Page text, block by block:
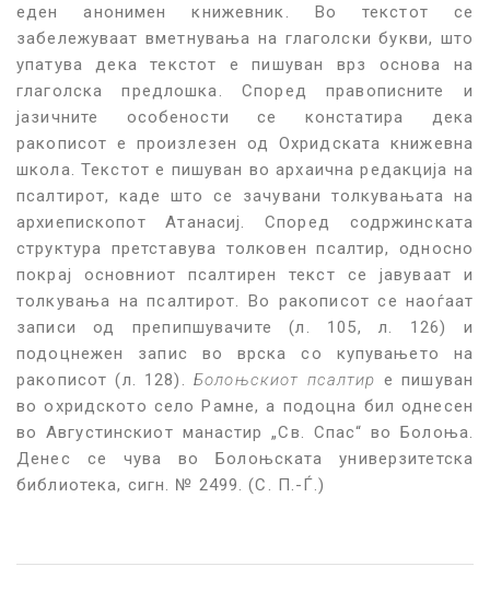
еден анонимен книжевник. Во текстот се
забележуваат вметнувања на глаголски букви, што
упатува дека текстот е пишуван врз основа на
глаголска предлошка. Според правописните и
јазичните особености се констатира дека
ракописот е произлезен од Охридската книжевна
школа. Текстот е пишуван во архаична редакција на
псалтирот, каде што се зачувани толкувањата на
архиепископот Атанасиј. Според содржинската
структура претставува толковен псалтир, односно
покрај основниот псалтирен текст се јавуваат и
толкувања на псалтирот. Во ракописот се наоѓаат
записи од препипшувачите (л. 105, л. 126) и
подоцнежен запис во врска со купувањето на
ракописот (л. 128). Болоњскиот псалтир е пишуван
во охридското село Рамне, а подоцна бил однесен
во Августинскиот манастир „Св. Спас“ во Болоња.
Денес се чува во Болоњската универзитетска
библиотека, сигн. № 2499. (С. П.-Ѓ.)